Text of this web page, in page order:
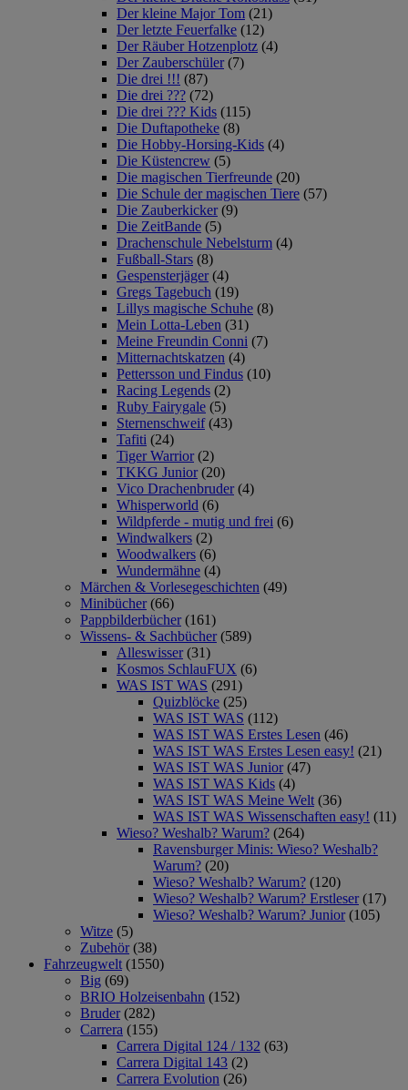
Der kleine Major Tom (21)
Der letzte Feuerfalke (12)
Der Räuber Hotzenplotz (4)
Der Zauberschüler (7)
Die drei !!! (87)
Die drei ??? (72)
Die drei ??? Kids (115)
Die Duftapotheke (8)
Die Hobby-Horsing-Kids (4)
Die Küstencrew (5)
Die magischen Tierfreunde (20)
Die Schule der magischen Tiere (57)
Die Zauberkicker (9)
Die ZeitBande (5)
Drachenschule Nebelsturm (4)
Fußball-Stars (8)
Gespensterjäger (4)
Gregs Tagebuch (19)
Lillys magische Schuhe (8)
Mein Lotta-Leben (31)
Meine Freundin Conni (7)
Mitternachtskatzen (4)
Pettersson und Findus (10)
Racing Legends (2)
Ruby Fairygale (5)
Sternenschweif (43)
Tafiti (24)
Tiger Warrior (2)
TKKG Junior (20)
Vico Drachenbruder (4)
Whisperworld (6)
Wildpferde - mutig und frei (6)
Windwalkers (2)
Woodwalkers (6)
Wundermähne (4)
Märchen & Vorlesegeschichten (49)
Minibücher (66)
Pappbilderbücher (161)
Wissens- & Sachbücher (589)
Alleswisser (31)
Kosmos SchlauFUX (6)
WAS IST WAS (291)
Quizblöcke (25)
WAS IST WAS (112)
WAS IST WAS Erstes Lesen (46)
WAS IST WAS Erstes Lesen easy! (21)
WAS IST WAS Junior (47)
WAS IST WAS Kids (4)
WAS IST WAS Meine Welt (36)
WAS IST WAS Wissenschaften easy! (11)
Wieso? Weshalb? Warum? (264)
Ravensburger Minis: Wieso? Weshalb?
Warum? (20)
Wieso? Weshalb? Warum? (120)
Wieso? Weshalb? Warum? Erstleser (17)
Wieso? Weshalb? Warum? Junior (105)
Witze (5)
Zubehör (38)
Fahrzeugwelt (1550)
Big (69)
BRIO Holzeisenbahn (152)
Bruder (282)
Carrera (155)
Carrera Digital 124 / 132 (63)
Carrera Digital 143 (2)
Carrera Evolution (26)